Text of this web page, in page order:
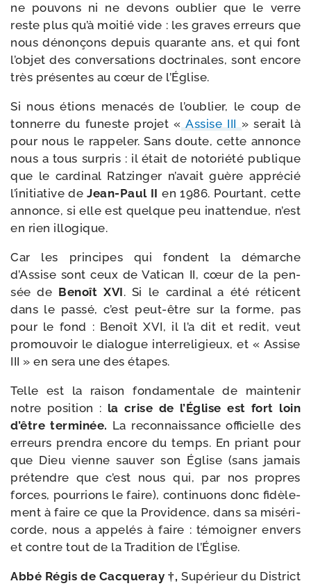
ne pou­vons ni ne devons oublier que le verre
reste plus qu’à moi­tié vide : les graves erreurs que
nous dénon­çons depuis qua­rante ans, et qui font
l’objet des conver­sa­tions doc­tri­nales, sont encore
très pré­sentes au cœur de l’Église.
Si nous étions mena­cés de l’oublier, le coup de
ton­nerre du funeste pro­jet «Assise III» serait là
pour nous le rap­pe­ler. Sans doute, cette annonce
nous a tous sur­pris : il était de noto­rié­té publique
que le car­di­nal Ratzinger n’avait guère appré­cié
l’initiative deJean-​Paul II en 1986. Pourtant, cette
annonce, si elle est quelque peu inat­ten­due, n’est
en rien illogique.
Car les prin­cipes qui fondent la démarche
d’Assise sont ceux de Vatican II, cœur de la pen­
sée de Benoît XVI. Si le car­di­nal a été réti­cent
dans le pas­sé, c’est peut-​être sur la forme, pas
pour le fond : Benoît XVI, il l’a dit et redit, veut
pro­mou­voir le dia­logue inter­re­li­gieux, et « Assise
III » en sera une des étapes.
Telle est la rai­son fon­da­men­tale de main­te­nir
notre posi­tion : la crise de l’Église est fort loin
d’être ter­mi­née. La recon­nais­sance offi­cielle des
erreurs pren­dra encore du temps. En priant pour
que Dieu vienne sau­ver son Église (sans jamais
pré­tendre que c’est nous qui, par nos propres
forces, pour­rions le faire), conti­nuons donc fidè­le­
ment à faire ce que la Providence, dans sa misé­ri­
corde, nous a appe­lés à faire : témoi­gner envers
et contre tout de la Tradition de l’Église.
Abbé Régis de Cacqueray †, Supérieur du District